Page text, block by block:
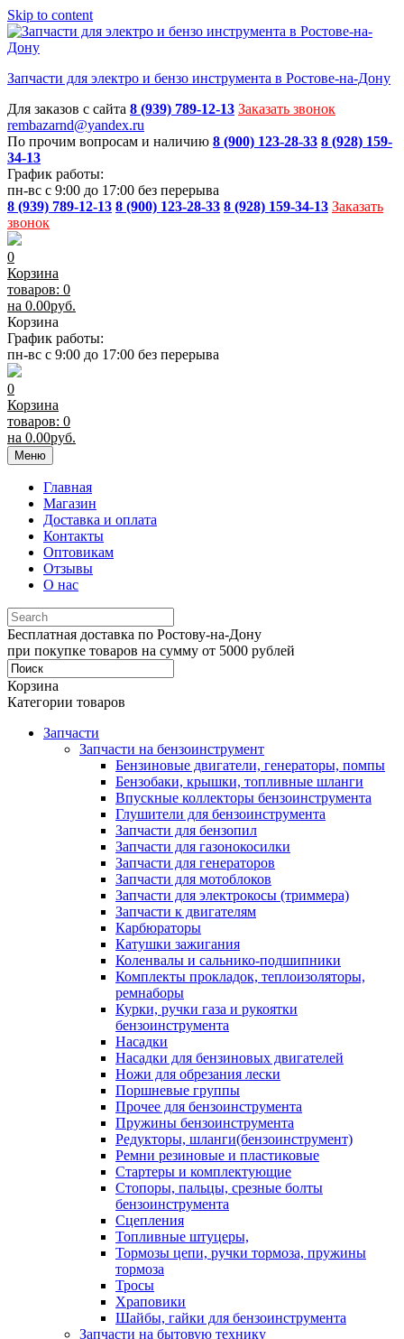
Skip to content
Запчасти для электро и бензо инструмента в Ростове-на-Дону
Для заказов с сайта 8 (939) 789-12-13 Заказать звонок
rembazarnd@yandex.ru
По прочим вопросам и наличию 8 (900) 123-28-33 8 (928) 159-
34-13
График работы:
пн-вс с 9:00 до 17:00 без перерыва
8 (939) 789-12-13 8 (900) 123-28-33 8 (928) 159-34-13 Заказать
звонок
0
Корзина
товаров: 0
на 0.00руб.
Корзина
График работы:
пн-вс с 9:00 до 17:00 без перерыва
0
Корзина
товаров: 0
на 0.00руб.
Меню
Главная
Магазин
Доставка и оплата
Контакты
Оптовикам
Отзывы
О нас
Бесплатная доставка по Ростову-на-Дону
при покупке товаров на сумму от 5000 рублей
Корзина
Категории товаров
Запчасти
Запчасти на бензоинструмент
Бензиновые двигатели, генераторы, помпы
Бензобаки, крышки, топливные шланги
Впускные коллекторы бензоинструмента
Глушители для бензоинструмента
Запчасти для бензопил
Запчасти для газонокосилки
Запчасти для генераторов
Запчасти для мотоблоков
Запчасти для электрокосы (триммера)
Запчасти к двигателям
Карбюраторы
Катушки зажигания
Коленвалы и сальнико-подшипники
Комплекты прокладок, теплоизоляторы,
ремнаборы
Курки, ручки газа и рукоятки
бензоинструмента
Насадки
Насадки для бензиновых двигателей
Ножи для обрезания лески
Поршневые группы
Прочее для бензоинструмента
Пружины бензоинструмента
Редукторы, шланги(бензоинструмент)
Ремни резиновые и пластиковые
Стартеры и комплектующие
Стопоры, пальцы, срезные болты
бензоинструмента
Сцепления
Топливные штуцеры,
Тормозы цепи, ручки тормоза, пружины
тормоза
Тросы
Храповики
Шайбы, гайки для бензоинструмента
Запчасти на бытовую технику